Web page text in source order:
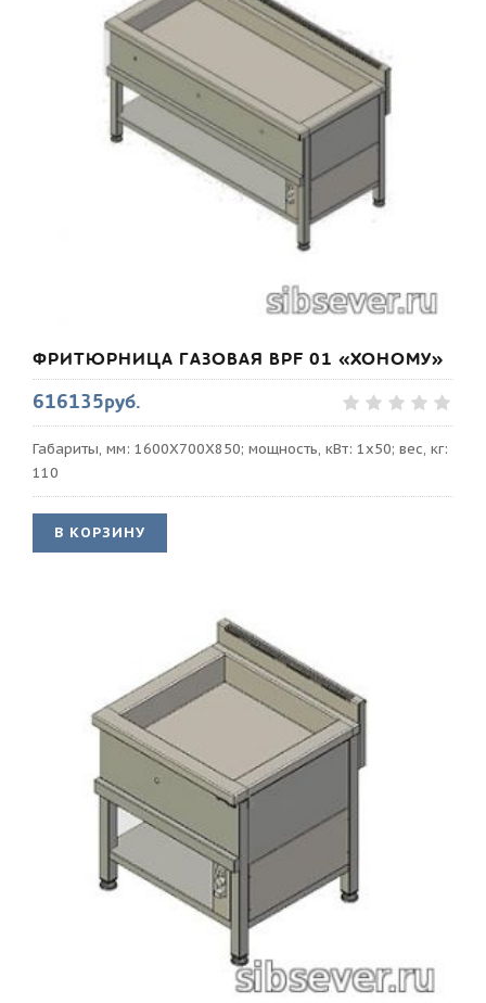
ФРИТЮРНИЦА ГАЗОВАЯ BPF 01 «ХОНОМУ»
616135руб.
Габариты, мм: 1600Х700Х850; мощность, кВт: 1х50; вес, кг:
110
В КОРЗИНУ